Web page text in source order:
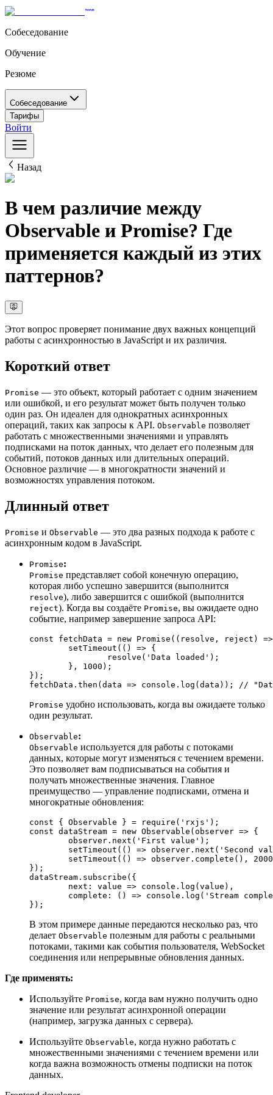
Собеседование
Обучение
Резюме
Собеседование
Тарифы
Войти
Назад
В чем различие между
Observable и Promise? Где
применяется каждый из этих
паттернов?
Этот вопрос проверяет понимание двух важных концепций
работы с асинхронностью в JavaScript и их различия.
Короткий ответ
Promise — это объект, который работает с одним значением
или ошибкой, и его результат может быть получен только
один раз. Он идеален для однократных асинхронных
операций, таких как запросы к API. Observable позволяет
работать с множественными значениями и управлять
подписками на поток данных, что делает его полезным для
событий, потоков данных или длительных операций.
Основное различие — в многократности значений и
возможностях управления потоком.
Длинный ответ
Promise и Observable — это два разных подхода к работе с
асинхронным кодом в JavaScript.
Promise:
Promise представляет собой конечную операцию,
которая либо успешно завершится (выполнится
resolve), либо завершится с ошибкой (выполнится
reject). Когда вы создаёте Promise, вы ожидаете одно
событие, например завершение запроса API:
const fetchData = new Promise ( ( resolve, reject ) =>
setTimeout ( () => {
resolve ( 'Data loaded' );
	},
1000 );
});
fetchData. then ( data => console . log (data)); //
Promise удобно использовать, когда вы ожидаете только
один результат.
Observable:
Observable используется для работы с потоками
данных, которые могут изменяться с течением времени.
Это позволяет вам подписываться на события и
получать множественные значения. Главное
преимущество — управление подписками, отмена и
многократные обновления:
const { Observable } = require ( 'rxjs'
const dataStream = new Observable ( observer => {
	observer.
next ( 'First value' );
setTimeout ( () => observer. next ( 'Second
setTimeout ( () => observer. complete (), 2000
});
dataStream. subscribe ({
next : value => console . log (value),
complete : () => console . log ( 'Stream
});
В этом примере данные передаются несколько раз, что
делает Observable полезным для работы с реальными
потоками, такими как события пользователя, WebSocket
соединения или непрерывные обновления данных.
Где применять:
Используйте Promise, когда вам нужно получить одно
значение или результат асинхронной операции
(например, загрузка данных с сервера).
Используйте Observable, когда нужно работать с
множественными значениями с течением времени или
когда важна возможность отмены подписки на поток
данных.